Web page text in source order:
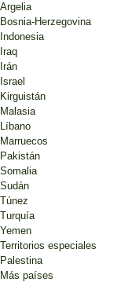
Argelia
Bosnia-Herzegovina
Indonesia
Iraq
Irán
Israel
Kirguistán
Malasia
Líbano
Marruecos
Pakistán
Somalia
Sudán
Túnez
Turquía
Yemen
Territorios especiales
Palestina
Más países